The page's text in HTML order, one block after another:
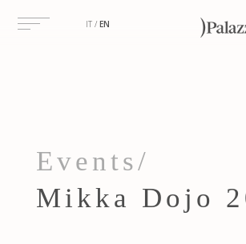
Events/
Mikka Dojo
IT EN